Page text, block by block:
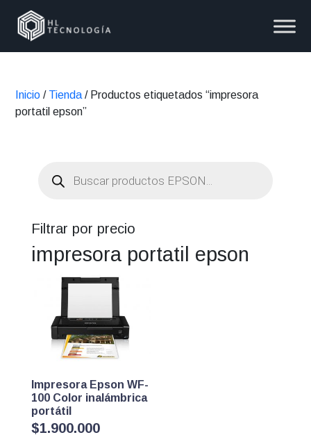
Inicio / Tienda / Productos etiquetados “impresora
portatil epson”
productos
Filtrar por precio
impresora portatil epson
Impresora Epson WF-
100 Color inalámbrica
portátil
$1.900.000